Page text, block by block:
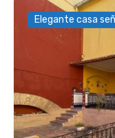
Elegante casa